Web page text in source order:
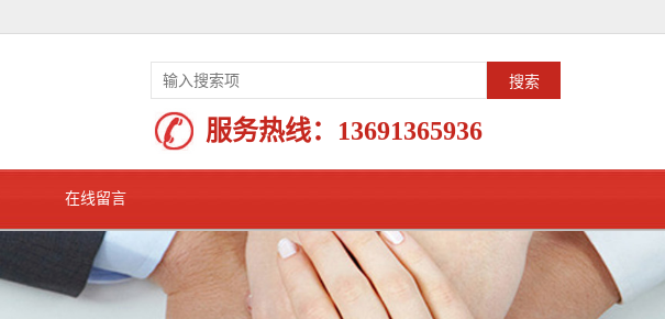
服务热线： 13691365936
在线留言